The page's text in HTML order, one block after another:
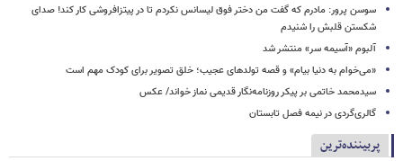
سوسن پرور: مادرم که گفت من دختر فوق‌ لیسانس نکردم تا در پیتزافروشی کار کند! صدای
شکستن قلبش را شنیدم
آلبوم «آسیمه سر» منتشر شد
«می‌خوام به دنیا بیام» و قصه تولدهای عجیب؛ خلق تصویر برای کودک مهم است
سیدمحمد خاتمی بر پیکر روزنامه‌نگار قدیمی نماز خواند/ عکس
گالری‌گردی در نیمه فصل تابستان
پربیننده‌ترین